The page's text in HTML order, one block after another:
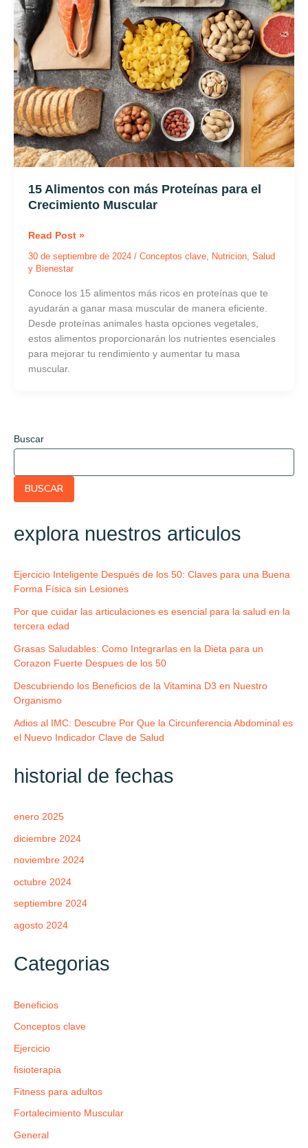
15 Alimentos con más Proteínas para el
Crecimiento Muscular
con
más
Proteínas
para
el
Crecimiento
Muscular
Read Post »
30 de septiembre de 2024 / Conceptos clave Nutricion Salud
y Bienestar
Conoce los 15 alimentos más ricos en proteínas que te
ayudarán a ganar masa muscular de manera eficiente.
Desde proteínas animales hasta opciones vegetales,
estos alimentos proporcionarán los nutrientes esenciales
para mejorar tu rendimiento y aumentar tu masa
muscular.
Buscar
BUSCAR
explora nuestros articulos
Ejercicio Inteligente Después de los 50: Claves para una Buena
Forma Física sin Lesiones
Por que cuidar las articulaciones es esencial para la salud en la
tercera edad
Grasas Saludables: Como Integrarlas en la Dieta para un
Corazon Fuerte Despues de los 50
Descubriendo los Beneficios de la Vitamina D3 en Nuestro
Organismo
Adios al IMC: Descubre Por Que la Circunferencia Abdominal es
el Nuevo Indicador Clave de Salud
historial de fechas
enero 2025
diciembre 2024
noviembre 2024
octubre 2024
septiembre 2024
agosto 2024
Categorias
Beneficios
Conceptos clave
Ejercicio
fisioterapia
Fitness para adultos
Fortalecimiento Muscular
General